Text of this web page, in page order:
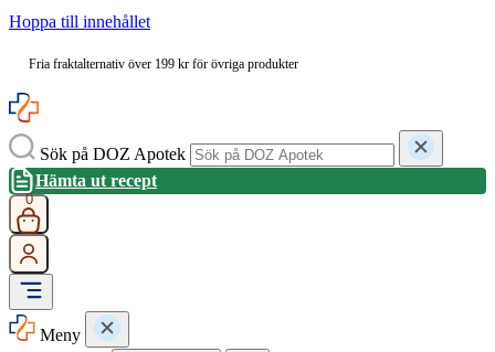
Hoppa till innehållet
Fria fraktalternativ över 199 kr för övriga produkter
Sök på DOZ Apotek
Hämta ut recept
0
Meny